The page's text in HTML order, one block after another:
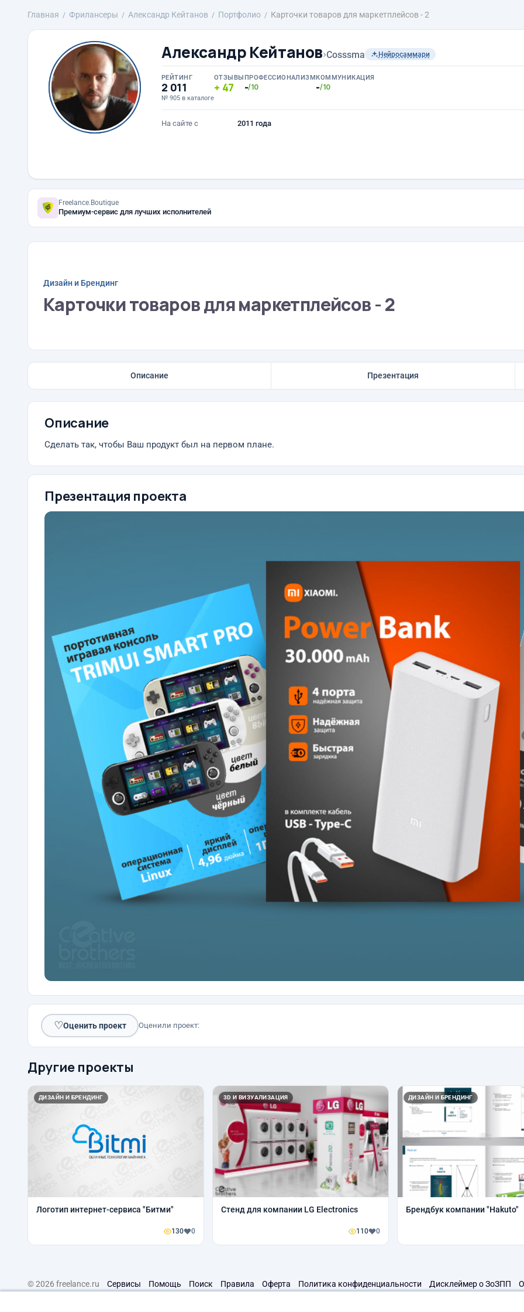
Главная Фрилансеры Александр Кейтанов Портфолио Карточки товаров для маркетплейсов - 2
Александр Кейтанов›Cosssma Нейросаммари
РЕЙТИНГ
2 011
№ 905 в каталоге
ОТЗЫВЫ
47
ПРОФЕССИОНАЛИЗМ
-/10
КОММУНИКАЦИЯ
-/10
На сайте с 2011 года
Freelance.Boutique
Премиум-сервис для лучших исполнителей
Дизайн и Брендинг
Карточки товаров для маркетплейсов - 2
Описание Презентация
Описание
Сделать так, чтобы Ваш продукт был на первом плане.
Презентация проекта
♡Оценить проект Оценили проект:
Другие проекты
ДИЗАЙН И БРЕНДИНГ
Логотип интернет-сервиса "Битми"
130 0
3D И ВИЗУАЛИЗАЦИЯ
Стенд для компании LG Electronics
110 0
ДИЗАЙН И БРЕНДИНГ
Брендбук компании "Hakuto"
© 2026 freelance.ru Сервисы Помощь Поиск Правила Оферта Политика конфиденциальности Дисклеймер о ЗоЗПП